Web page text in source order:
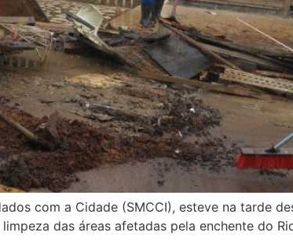
com a Cidade (SMCCI), esteve na tarde
das áreas afetadas pela enchente do